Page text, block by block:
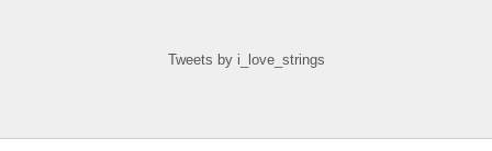
Tweets by i_love_strings